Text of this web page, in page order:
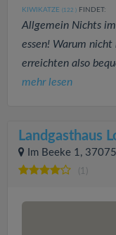
KIWIKATZE (122 ) FINDET:
Allgemein Nichts
essen! Warum
erreichten also
mehr lesen
Landgasthaus
Im Beeke 1,
(1)